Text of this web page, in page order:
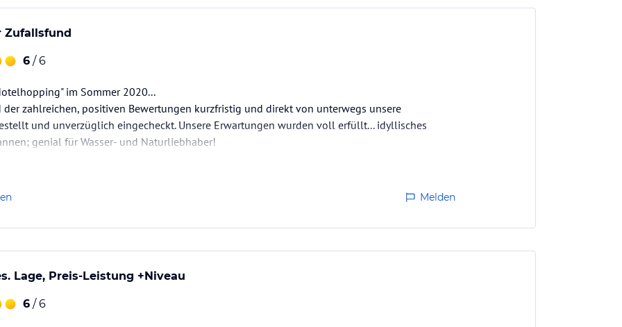
Zufallsfund
6 / 6
im Sommer 2020...
zahlreichen, positiven Bewertungen kurzfristig und direkt von unterwegs unsere
und unverzüglich eingecheckt. Unsere Erwartungen wurden voll erfüllt... idyllisches
genial für Wasser- und Naturliebhaber!
Melden
Lage, Preis-Leistung +Niveau
6 / 6